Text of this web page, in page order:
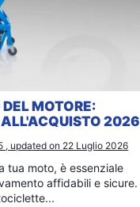
MOTORE:
2026
, updated on 22 Luglio 2026
tua moto, è essenziale
affidabili e sicure.